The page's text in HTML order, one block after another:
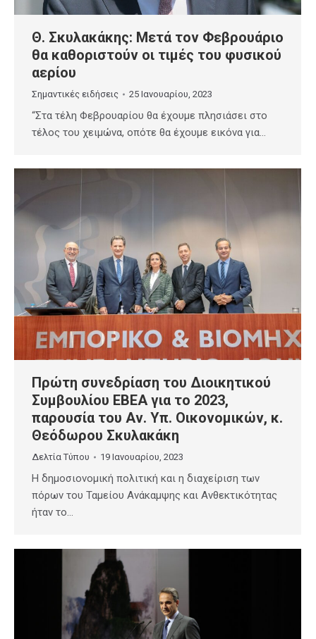
Θ. Σκυλακάκης: Μετά τον Φεβρουάριο
θα καθοριστούν οι τιμές του φυσικού
αερίου
Σημαντικές ειδήσεις 25 Ιανουαρίου, 2023
“Στα τέλη Φεβρουαρίου θα έχουμε πλησιάσει στο
τέλος του χειμώνα, οπότε θα έχουμε εικόνα για…
Πρώτη συνεδρίαση του Διοικητικού
Συμβουλίου ΕΒΕΑ για το 2023,
παρουσία του Αν. Υπ. Οικονομικών, κ.
Θεόδωρου Σκυλακάκη
Δελτία Τύπου 19 Ιανουαρίου, 2023
Η δημοσιονομική πολιτική και η διαχείριση των
πόρων του Ταμείου Ανάκαμψης και Ανθεκτικότητας
ήταν το…